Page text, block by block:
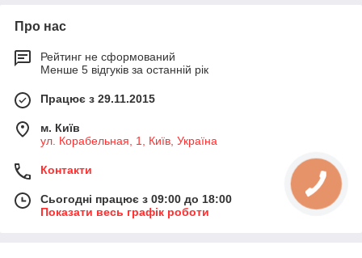
Про нас
Рейтинг не сформований
Менше 5 відгуків за останній рік
Працює з 29.11.2015
м. Київ
ул. Корабельная, 1, Київ, Україна
Контакти
Сьогодні працює з 09:00 до 18:00
Показати весь графік роботи